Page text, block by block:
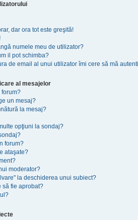
dar ora tot este greşită!
numele meu de utilizator?
il pot schimba?
de email al unui utilizator îmi cere să mă
al mesajelor
forum?
un mesaj?
la mesaj?
opţiuni la sondaj?
forum?
ataşate?
moderator?
la deschiderea unui subiect?
să fie aprobat?